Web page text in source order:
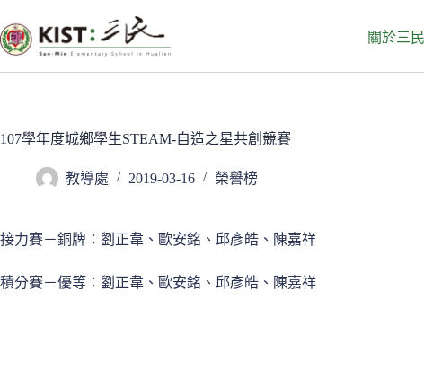
至
主
要
關於三民
107學年度城鄉學生STEAM-自造之星共創競賽
教導處 2019-03-16 榮譽榜
接力賽－銅牌：劉正韋、歐安銘、邱彥皓、陳嘉祥
積分賽－優等：劉正韋、歐安銘、邱彥皓、陳嘉祥